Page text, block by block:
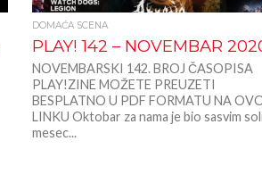
DOMAĆA SCENA
PLAY! 142 – NOVEMBAR
NOVEMBARSKI 142. BROJ ČASOPISA
PLAY!ZINE MOŽETE PREUZETI
BESPLATNO U PDF FORMATU NA
LINKU Oktobar za nama je bio sasvim
mesec...